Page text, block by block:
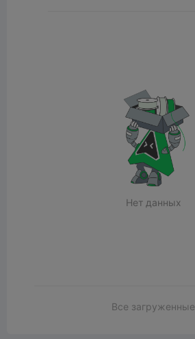
Нет данных
Все загруженные